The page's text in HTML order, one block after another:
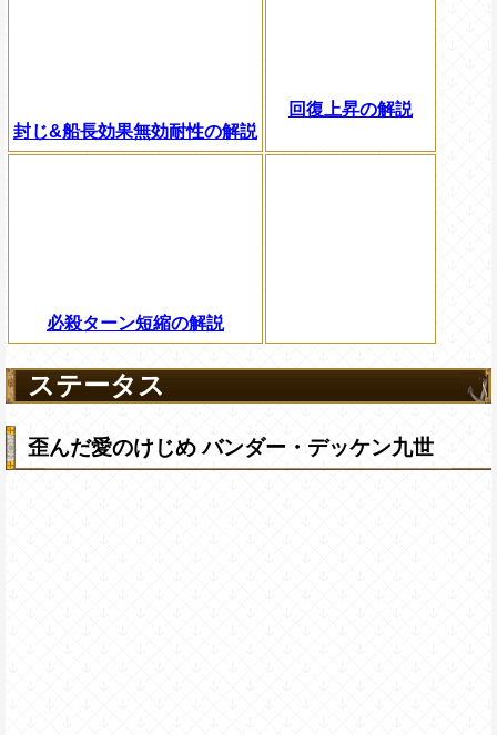
封じ&船長効果無効耐性の解説
回復上昇の解説
必殺ターン短縮の解説
ステータス
歪んだ愛のけじめ バンダー・デッケン九世